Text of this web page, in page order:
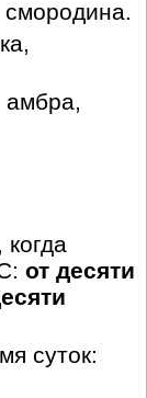
смородина.
амбра,
от десяти
суток: